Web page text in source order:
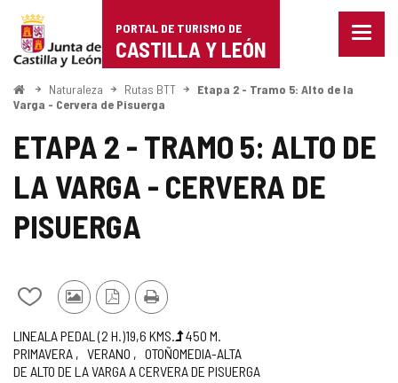
Portal
de
Turismo
de
Castilla
León
PORTAL DE TURISMO DE
CASTILLA Y LEÓN
Menu
InicioNaturaleza Rutas BTT
Etapa 2 - Tramo 5: Alto de la
Varga - Cervera de Pisuerga
ETAPA 2 - TRAMO 5: ALTO DE
LA VARGA - CERVERA DE
PISUERGA
Añadir/quitar
mis
cuadernos
Fotos
otros
turistas
VersiónImprimir
Trayecto
LINEAL
MedioA PEDAL (2 H. )
Longitud 19,6 KMS.
Desnivel
subida
(m)
450 M.
Recomendada
PRIMAVERA VERANO OTOÑO
Dificultad
de
la
MEDIA-ALTA
Recorrido
DE ALTO DE LA VARGA A CERVERA DE PISUERGA